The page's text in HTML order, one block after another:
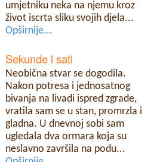
umjetniku neka na njemu kroz
život iscrta sliku svojih djela...
Opširnije...
Sekunde i sati
Neobična stvar se dogodila.
Nakon potresa i jednosatnog
bivanja na livadi ispred zgrade,
vratila sam se u stan, promrzla i
gladna. U dnevnoj sobi sam
ugledala dva ormara koja su
neslavno završila na podu...